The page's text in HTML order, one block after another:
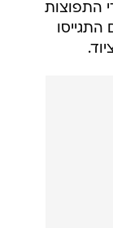
התפוצות